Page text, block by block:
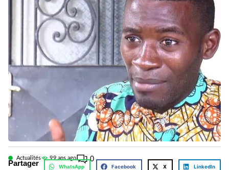
Actualités 99 ans ago 0
Partager WhatsApp Facebook X LinkedIn